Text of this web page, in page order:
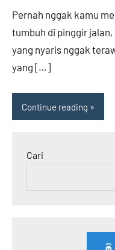
Pernah nggak kamu
tumbuh di pinggir
yang nyaris nggak
yang […]
Continue reading
Cari